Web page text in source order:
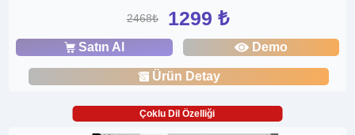
2468₺ 1299 ₺
Satın Al Demo
Ürün Detay
Çoklu Dil Özelliği